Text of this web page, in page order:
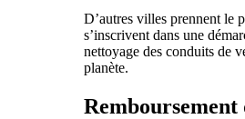
D’autres villes prennent le
s’inscrivent dans une
nettoyage des conduits de
planète.